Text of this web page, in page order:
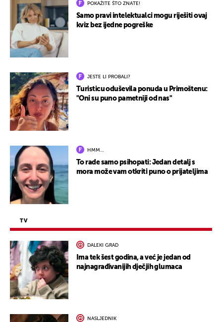
POKAŽITE ŠTO ZNATE!
Samo pravi intelektualci mogu riješiti ovaj
kviz bez ijedne pogreške
JESTE LI PROBALI?
Turisticu oduševila ponuda u Primoštenu:
"Oni su puno pametniji od nas"
HMM…
To rade samo psihopati: Jedan detalj s
mora može vam otkriti puno o prijateljima
TV
DALEKI GRAD
Ima tek šest godina, a već je jedan od
najnagrađivanijih dječjih glumaca
NASLJEDNIK